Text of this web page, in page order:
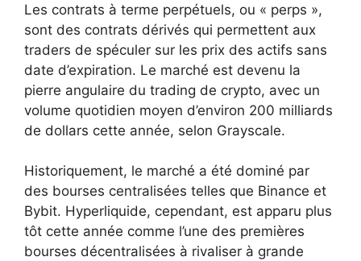
Les contrats à terme perpétuels, ou « perps »,
sont des contrats dérivés qui permettent aux
traders de spéculer sur les prix des actifs sans
date d’expiration. Le marché est devenu la
pierre angulaire du trading de crypto, avec un
volume quotidien moyen d’environ 200 milliards
de dollars cette année, selon Grayscale.
Historiquement, le marché a été dominé par
des bourses centralisées telles que Binance et
Bybit. Hyperliquide, cependant, est apparu plus
tôt cette année comme l’une des premières
bourses décentralisées à rivaliser à grande